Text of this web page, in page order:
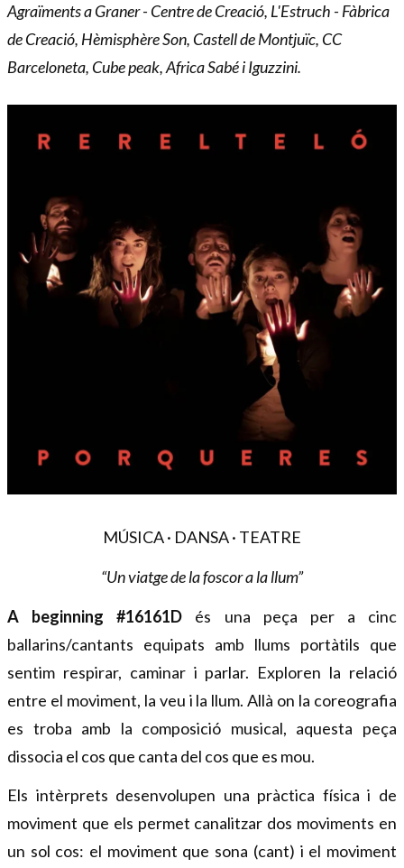
Agraïments a Graner - Centre de Creació, L'Estruch - Fàbrica
de Creació, Hèmisphère Son, Castell de Montjuïc, CC
Barceloneta, Cube peak, Africa Sabé i Iguzzini.
MÚSICA · DANSA · TEATRE
“Un viatge de la foscor a la llum”
A beginning #16161D és una peça per a cinc
ballarins/cantants equipats amb llums portàtils que
sentim respirar, caminar i parlar. Exploren la relació
entre el moviment, la veu i la llum. Allà on la coreografia
es troba amb la composició musical, aquesta peça
dissocia el cos que canta del cos que es mou.
Els intèrprets desenvolupen una pràctica física i de
moviment que els permet canalitzar dos moviments en
un sol cos: el moviment que sona (cant) i el moviment